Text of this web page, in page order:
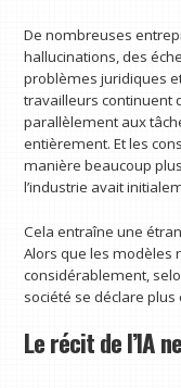
De nombreuses
hallucinations, des
problèmes juridiques
travailleurs continuent
parallèlement aux
entièrement. Et les
manière beaucoup
l’industrie avait
Cela entraîne une
Alors que les modèles
considérablement,
société se déclare plus
Le récit de l’IA